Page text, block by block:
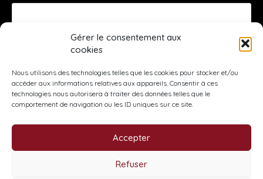
Gérer le consentement aux
cookies
Nous utilisons des technologies telles que les cookies pour stocker et/ou
accéder aux informations relatives aux appareils. Consentir à ces
technologies nous autorisera à traiter des données telles que le
comportement de navigation ou les ID uniques sur ce site.
Accepter
Refuser
E-mail *
S'inscrire